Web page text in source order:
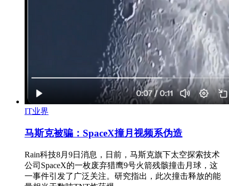
IT业界
马斯克被骗：SpaceX撞月视频系伪造
Rain科技8月9日消息，日前，马斯克旗下太空探索技术
公司SpaceX的一枚废弃猎鹰9号火箭残骸撞击月球，这
一事件引发了广泛关注。研究指出，此次撞击释放的能